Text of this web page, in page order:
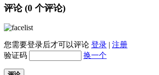
评论 (0 个评论)
您需要登录后才可以评论 登录 | 注册
验证码
换一个